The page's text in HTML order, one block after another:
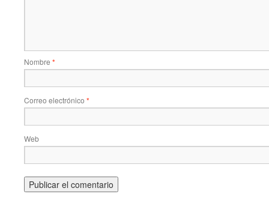
Nombre *
Correo electrónico *
Web